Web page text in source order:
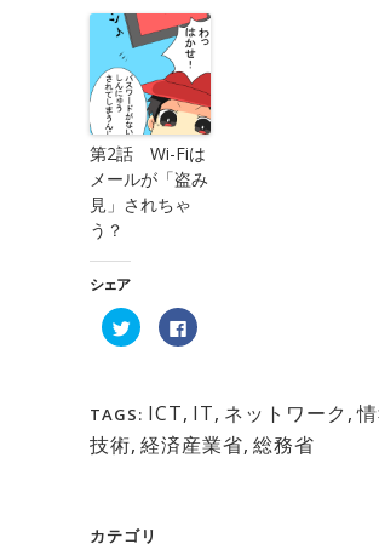
第2話 Wi-Fiは
メールが「盗み
見」されちゃ
う？
シェア
ク
リ
Twitter
で
共
有
ィ
ン
Facebook
で
に
は
ク
リ
TAGS: ICT, IT, ネットワーク ,
技術, 経済産業省, 総務省
カテゴリ